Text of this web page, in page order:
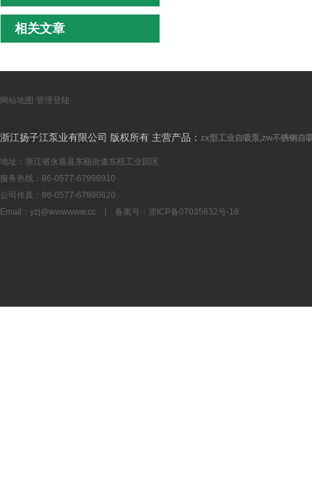
相关文章
网站地图 管理登陆
浙江扬子江泵业有限公司 版权所有 主营产品： zx型工业自吸泵,zw不锈钢自
地址：浙江省永嘉县东瓯街道东瓯工业园区
服务热线：86-0577-67986910
公司传真：86-0577-67980820
Email： yzj@wwwwww.cc | 备案号： 浙ICP备07035632号-16